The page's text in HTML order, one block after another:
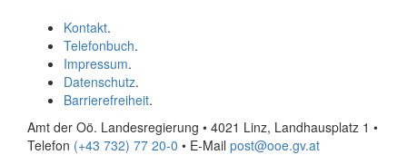
Kontakt.
Telefonbuch.
Impressum.
Datenschutz.
Barrierefreiheit.
Amt der Oö. Landesregierung • 4021 Linz, Landhausplatz 1 •
Telefon (+43 732) 77 20-0 • E-Mail post@ooe.gv.at